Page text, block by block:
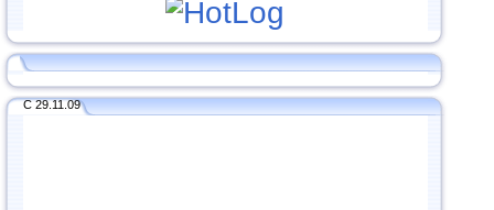
С 29.11.09